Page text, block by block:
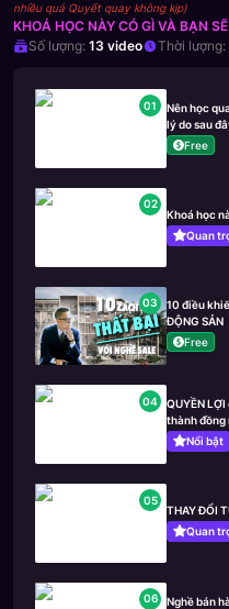
nhiều quá Quyết quay không kịp)
KHOÁ HỌC NÀY CÓ GÌ VÀ BẠN
Số lượng: 13 video Thời lượng:
01
Nên học
lý do sau
Free
02
Khoá học
Quan
03
10 điều
ĐỘNG SẢN
Free
04
QUYỀN
thành đồng
Nổi bật
05
THAY ĐỔI
Quan
06
Nghề bán